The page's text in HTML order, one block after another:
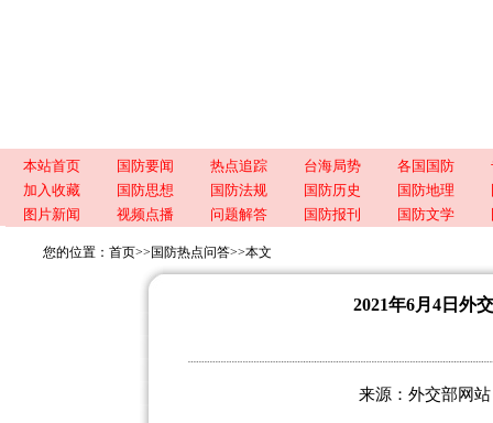
本站首页 国防要闻 热点追踪 台海局势 各国国防
加入收藏
国防思想 国防法规 国防历史 国防地理
图片新闻
视频点播 问题解答 国防报刊 国防文学
您的位置： 首页>> 国防热点问答>>本文
2021年6月4日外
来源：外交部网